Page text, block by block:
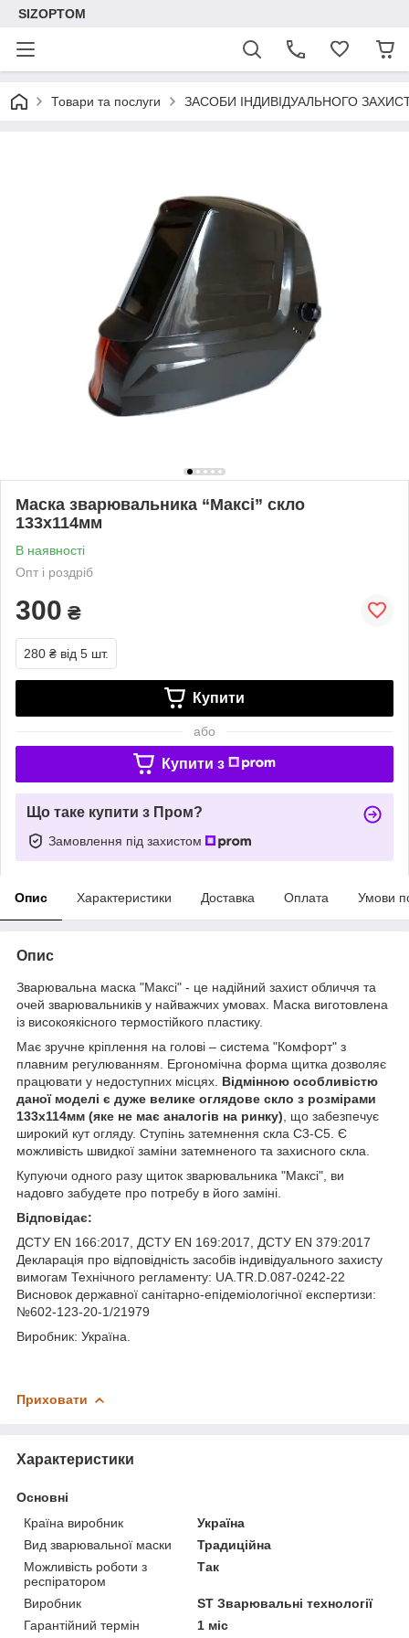
SIZOPTOM
Товари та послуги ЗАСОБИ ІНДИВІДУАЛЬНОГО
Маска зварювальника “Максі” скло
133x114мм
В наявності
Опт і роздріб
300 ₴
280 ₴ від 5 шт.
Купити
або
Купити з
Що таке купити з Пром?
Замовлення під захистом
Опис Характеристики Доставка Оплата Умови
Опис
Зварювальна маска "Максі" - це надійний захист обличчя та
очей зварювальників у найважчих умовах. Маска виготовлена ​​
із високоякісного термостійкого пластику.
Має зручне кріплення на голові – система "Комфорт" з
плавним регулюванням. Ергономічна форма щитка дозволяє
працювати у недоступних місцях. Відмінною особливістю
даної моделі є дуже велике оглядове скло з розмірами
133x114мм (яке не має аналогів на ринку) , що забезпечує
широкий кут огляду. Ступінь затемнення скла С3-С5. Є
можливість швидкої заміни затемненого та захисного скла.
Купуючи одного разу щиток зварювальника "Максі", ви
надовго забудете про потребу в його заміні.
Відповідає:
ДСТУ EN 166:2017, ДСТУ EN 169:2017, ДСТУ EN 379:2017
Декларація про відповідність засобів індивідуального захисту
вимогам Технічного регламенту: UA.TR.D.087-0242-22
Висновок державної санітарно-епідеміологічної екcпертизи:
№602-123-20-1/21979
Виробник: Україна.
Приховати
Характеристики
Основні
Країна виробник
Україна
Вид зварювальної маски
Традиційна
Можливість роботи з
респіратором
Так
Виробник
ST Зварювальні технології
Гарантійний термін
1 міс